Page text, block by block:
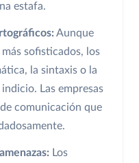
estafa.
Aunque
más sofisticados, los
la sintaxis o la
Las empresas
comunicación que
Los